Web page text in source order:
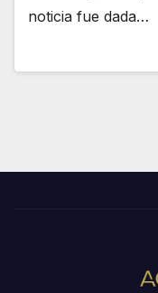
noticia fue dada…